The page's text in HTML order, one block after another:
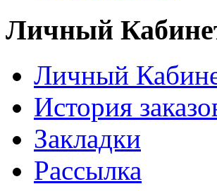
Личный
Личный
История
Закладки
Рассылка